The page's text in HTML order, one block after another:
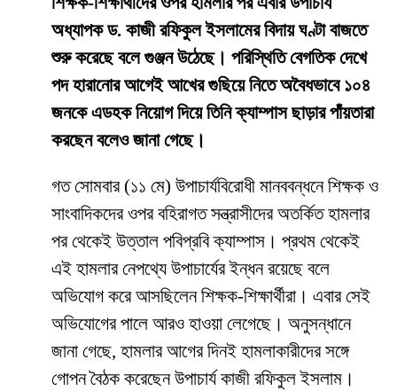
অধ্যাপক ড. কাজী রফিকুল ইসলামের বিদায় ঘণ্টা বাজতে
শুরু করেছে বলে গুঞ্জন উঠেছে। পরিস্থিতি বেগতিক দেখে
পদ হারানোর আগেই আখের গুছিয়ে নিতে অবৈধভাবে ১০৪
জনকে এডহক নিয়োগ দিয়ে তিনি ক্যাম্পাস ছাড়ার পাঁয়তারা
করছেন বলেও জানা গেছে।
​গত সোমবার (১১ মে) উপাচার্যবিরোধী মানববন্ধনে শিক্ষক ও
সাংবাদিকদের ওপর বহিরাগত সন্ত্রাসীদের অতর্কিত হামলার
পর থেকেই উত্তাল পবিপ্রবি ক্যাম্পাস। প্রথম থেকেই
এই হামলার নেপথ্যে উপাচার্যের ইন্ধন রয়েছে বলে
অভিযোগ করে আসছিলেন শিক্ষক-শিক্ষার্থীরা। এবার সেই
অভিযোগের পালে আরও হাওয়া লেগেছে। অনুসন্ধানে
জানা গেছে, হামলার আগের দিনই হামলাকারীদের সঙ্গে
গোপন বৈঠক করেছেন উপাচার্য কাজী রফিকুল ইসলাম।